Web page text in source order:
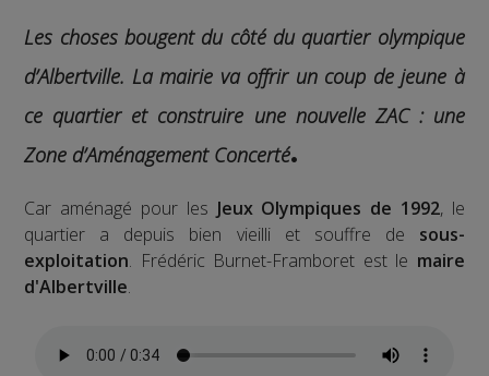
Les choses bougent du côté du quartier olympique
d’Albertville. La mairie va offrir un coup de jeune à
ce quartier et construire une nouvelle ZAC : une
Zone d’Aménagement Concerté.
Car aménagé pour les Jeux Olympiques de 1992, le
quartier a depuis bien vieilli et souffre de sous-
exploitation. Frédéric Burnet-Framboret est le maire
d'Albertville.